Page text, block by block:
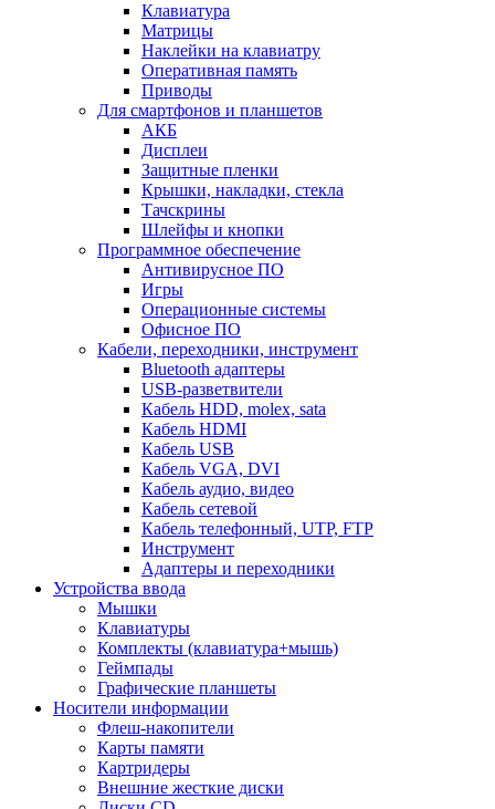
Клавиатура
Матрицы
Наклейки на клавиатру
Оперативная память
Приводы
Для смартфонов и планшетов
АКБ
Дисплеи
Защитные пленки
Крышки, накладки, стекла
Тачскрины
Шлейфы и кнопки
Программное обеспечение
Антивирусное ПО
Игры
Операционные системы
Офисное ПО
Кабели, переходники, инструмент
Bluetooth адаптеры
USB-разветвители
Кабель HDD, molex, sata
Кабель HDMI
Кабель USB
Кабель VGA, DVI
Кабель аудио, видео
Кабель сетевой
Кабель телефонный, UTP, FTP
Инструмент
Адаптеры и переходники
Устройства ввода
Мышки
Клавиатуры
Комплекты (клавиатура+мышь)
Геймпады
Графические планшеты
Носители информации
Флеш-накопители
Карты памяти
Картридеры
Внешние жесткие диски